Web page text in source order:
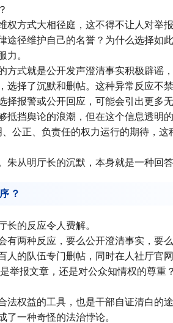
权方式大相径庭，这不得不让人对举
途径维护自己的名誉？为什么选择如
力。
方式就是公开发声澄清事实积极辟谣
选择了沉默和删帖。这种异常反应不
择报警或公开回应，可能会引出更多
抵挡舆论的浪潮，但在这个信息透明
公正、负责任的权力运行的期待，
从明厅长的沉默，本身就是一种回答
？
长的反应令人费解。
有两种反应，要么公开澄清事实，要
的队伍专门删帖，同时在人社厅官网
举报文章，还是对公众知情权的尊重
法权益的工具，也是干部自证清白的
了一种奇怪的法治悖论。